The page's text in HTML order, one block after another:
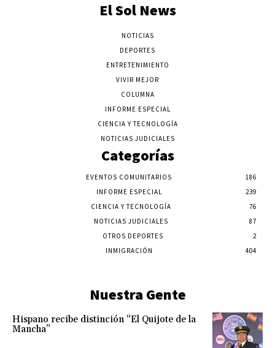
El Sol News
NOTICIAS
DEPORTES
ENTRETENIMIENTO
VIVIR MEJOR
COLUMNA
INFORME ESPECIAL
CIENCIA Y TECNOLOGÍA
NOTICIAS JUDICIALES
Categorías
EVENTOS COMUNITARIOS
186
INFORME ESPECIAL
239
CIENCIA Y TECNOLOGÍA
76
NOTICIAS JUDICIALES
87
OTROS DEPORTES
2
INMIGRACIÓN
404
Nuestra Gente
Hispano recibe distinción “El Quijote de la
Mancha”